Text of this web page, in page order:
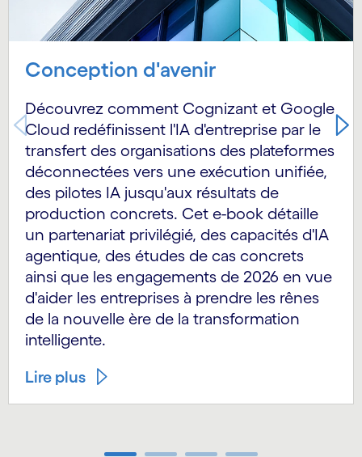
Conception d'avenir
Découvrez comment Cognizant et Google
Cloud redéfinissent l'IA d'entreprise par le
transfert des organisations des plateformes
déconnectées vers une exécution unifiée,
des pilotes IA jusqu'aux résultats de
production concrets. Cet e-book détaille
un partenariat privilégié, des capacités d'IA
agentique, des études de cas concrets
ainsi que les engagements de 2026 en vue
d'aider les entreprises à prendre les rênes
de la nouvelle ère de la transformation
intelligente.
Lire plus